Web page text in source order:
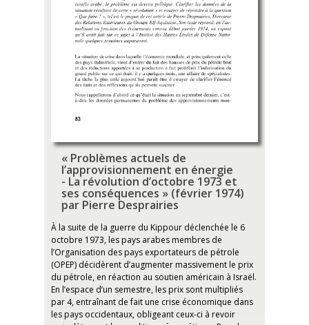
« Problèmes actuels de
l’approvisionnement en énergie
- La révolution d’octobre 1973 et
ses conséquences » (février 1974)
par Pierre Desprairies
À la suite de la guerre du Kippour déclenchée le 6
octobre 1973, les pays arabes membres de
l’Organisation des pays exportateurs de pétrole
(OPEP) décidèrent d’augmenter massivement le prix
du pétrole, en réaction au soutien américain à Israël.
En l’espace d’un semestre, les prix sont multipliés
par 4, entraînant de fait une crise économique dans
les pays occidentaux, obligeant ceux-ci à revoir